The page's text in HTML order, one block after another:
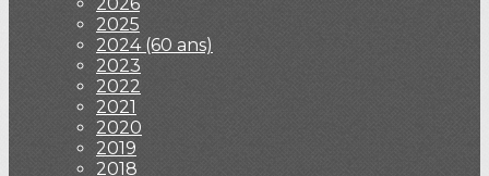
2025
2024 (60 ans)
2023
2022
2021
2020
2019
2018